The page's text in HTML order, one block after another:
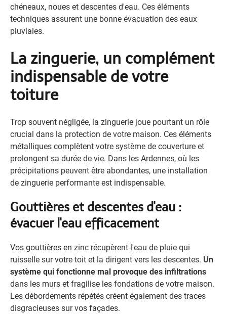
chéneaux, noues et descentes d'eau. Ces éléments
techniques assurent une bonne évacuation des eaux
pluviales.
La zinguerie, un complément
indispensable de votre
toiture
Trop souvent négligée, la zinguerie joue pourtant un rôle
crucial dans la protection de votre maison. Ces éléments
métalliques complètent votre système de couverture et
prolongent sa durée de vie. Dans les Ardennes, où les
précipitations peuvent être abondantes, une installation
de zinguerie performante est indispensable.
Gouttières et descentes d'eau :
évacuer l'eau efficacement
Vos gouttières en zinc récupèrent l'eau de pluie qui
ruisselle sur votre toit et la dirigent vers les descentes. Un
système qui fonctionne mal provoque des infiltrations
dans les murs et fragilise les fondations de votre maison.
Les débordements répétés créent également des traces
disgracieuses sur vos façades.